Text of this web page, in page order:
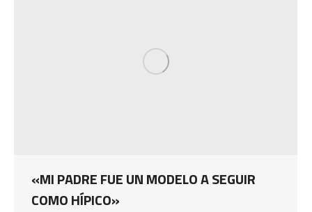
«MI PADRE FUE UN MODELO A SEGUIR
COMO HÍPICO»